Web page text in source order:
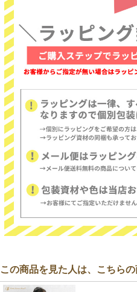
この商品を見た人は、こちら